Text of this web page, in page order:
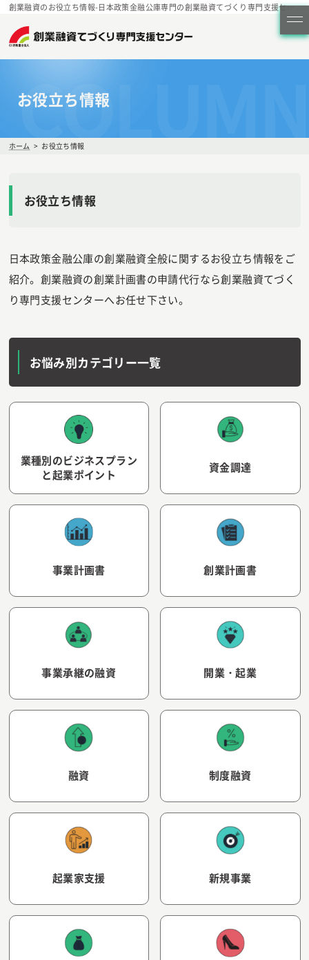
創業融資のお役立ち情報-日本政策金融公庫専門の創業融資てづくり専門支援センター
お役立ち情報
COLUMN
ホーム お役立ち情報
お役立ち情報
日本政策金融公庫の創業融資全般に関するお役立ち情報をご
紹介。創業融資の創業計画書の申請代行なら創業融資てづく
り専門支援センターへお任せ下さい。
お悩み別カテゴリー一覧
業種別のビジネスプラン
と起業ポイント
資金調達
事業計画書 創業計画書
事業承継の融資 開業・起業
融資 制度融資
起業家支援 新規事業